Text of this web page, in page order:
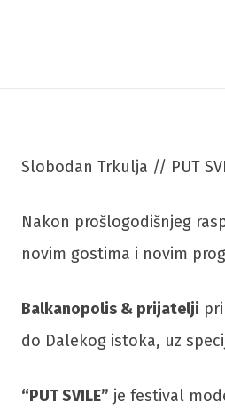
Slobodan Trkulja // PUT
Nakon prošlogodišnjeg
novim gostima i novim
Balkanopolis & prijatelji
do Dalekog istoka, uz
“PUT SVILE” je festival